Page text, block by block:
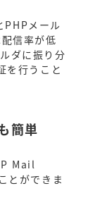
メール
信率が低
ダに振り分
を行うこと
簡単
Mail
とができま